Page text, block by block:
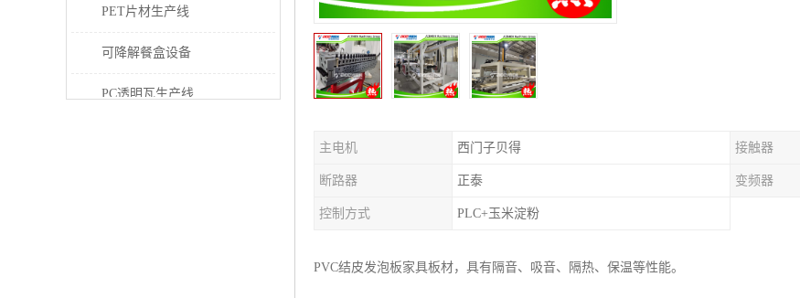
PET片材生产线
可降解餐盒设备
PC透明瓦生产线
主电机 西门子贝得 接触器
断路器 正泰 变频器
控制方式 PLC+玉米淀粉
PVC结皮发泡板家具板材，具有隔音、吸音、隔热、保温等性能。